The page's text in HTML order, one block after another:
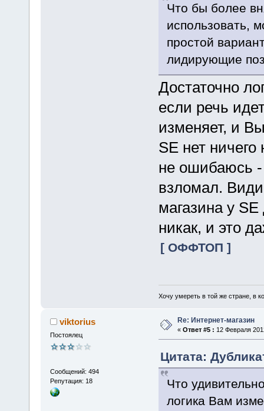
Что бы более
использовать,
простой
лидирующие
Достаточно
если речь
изменяет, и
SE нет
не ошибаюсь -
взломал.
магазина у
никак, и это
[ ОФФТОП ]
Хочу умереть в той же стране, в
viktorius
Постоялец
Сообщений: 494
Репутация: 18
Re: Интернет-магазин
« Ответ #5 : 12 Февраля
Цитата:
Что
логика Вам